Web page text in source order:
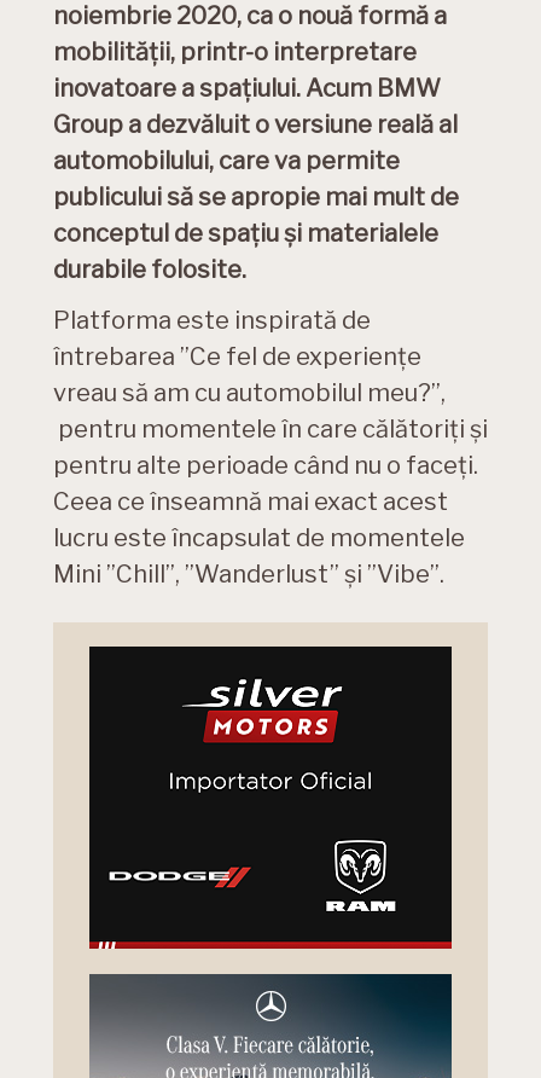
noiembrie 2020, ca o nouă formă a
mobilităţii, printr-o interpretare
inovatoare a spaţiului. Acum BMW
Group a dezvăluit o versiune reală al
automobilului, care va permite
publicului să se apropie mai mult de
conceptul de spaţiu şi materialele
durabile folosite.
Platforma este inspirată de
întrebarea ”Ce fel de experienţe
vreau să am cu automobilul meu?”,
pentru momentele în care călătoriţi şi
pentru alte perioade când nu o faceţi.
Ceea ce înseamnă mai exact acest
lucru este încapsulat de momentele
Mini ”Chill”, ”Wanderlust” şi ”Vibe”.